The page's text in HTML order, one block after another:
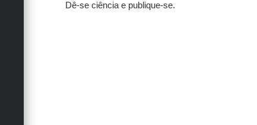
Dê-se ciência e publique-se.